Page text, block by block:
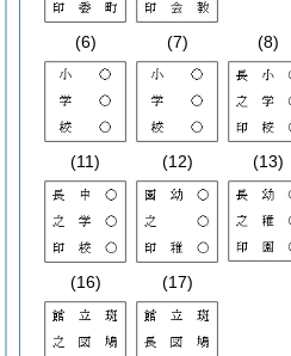
(6) (7) (8)
(11) (12) (13)
(16) (17)